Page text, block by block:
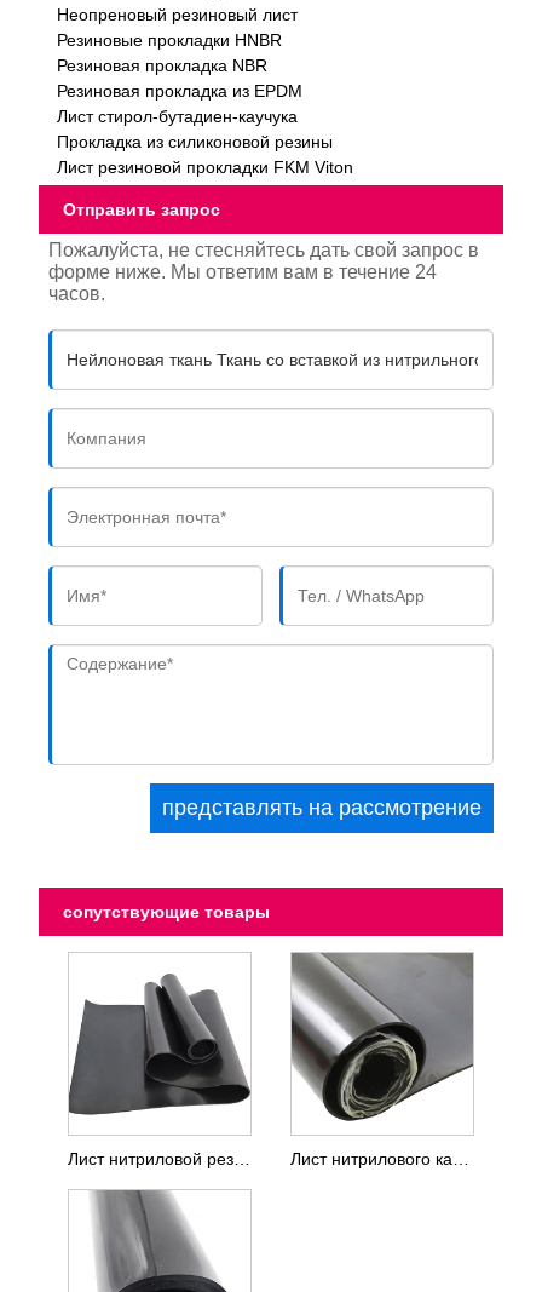
Неопреновый резиновый лист
Резиновые прокладки HNBR
Резиновая прокладка NBR
Резиновая прокладка из EPDM
Лист стирол-бутадиен-каучука
Прокладка из силиконовой резины
Лист резиновой прокладки FKM Viton
Отправить запрос
Пожалуйста, не стесняйтесь дать свой запрос в
форме ниже. Мы ответим вам в течение 24
часов.
сопутствующие товары
Лист нитриловой резины NBR 60 Shore A Лист нитрилового каучука Buna-N с твердостью 65 по Шору A